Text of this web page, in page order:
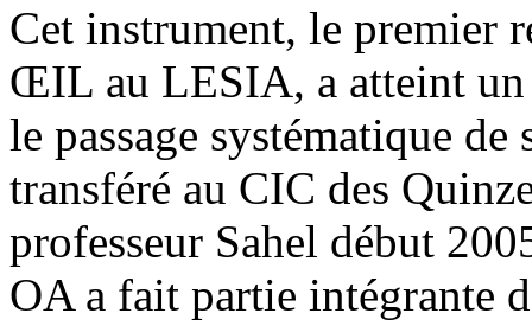
Cet instrument, le premier
ŒIL au LESIA, a atteint un
le passage systématique
transféré au CIC des
professeur Sahel début
OA a fait partie intégrante